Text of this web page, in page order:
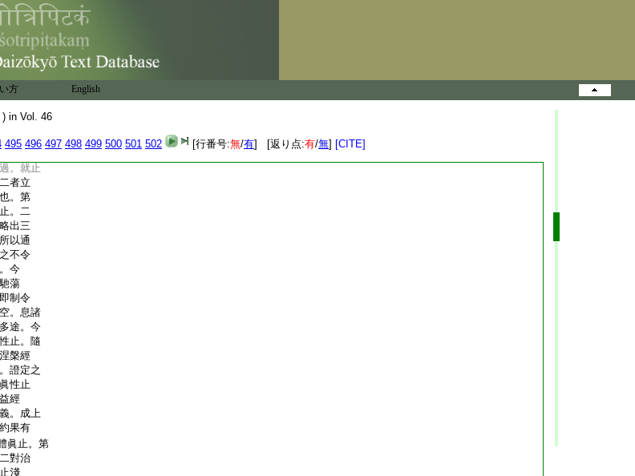
方 English
) in Vol. 46
495 496 497 498 499 500 501 502 [行番号:無/有] [返り点:有/無] [CITE]
法。必
説
之子。
。佛
。不得
教止
發諸
。或
破
即
。就止
者立
。第
。二
出三
以通
不令
今
蕩
制令
。息諸
途。今
止。隨
槃經
證定之
性止
經
。成上
果有
眞止。第
對治
淺